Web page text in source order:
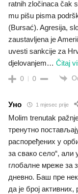
ratnih zločinaca čak
mu pišu pisma
(Bursać). Agresija,
zaustavljena je
uvesti sankcije za
djelovanjem… Čitaj
0 0
Уно 1 mjesec prije
Molim trenutak
тренутно
распоређених у
за свако село“,
глобалне мреже за
дневно. Баш пре
да је број